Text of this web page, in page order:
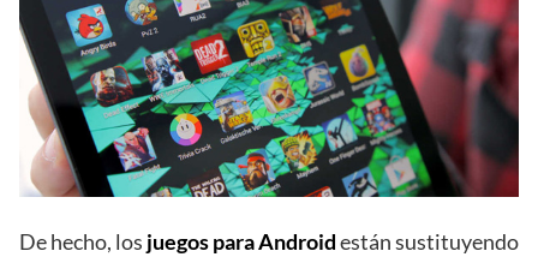
De hecho, los juegos para Androidestán sustituyendo